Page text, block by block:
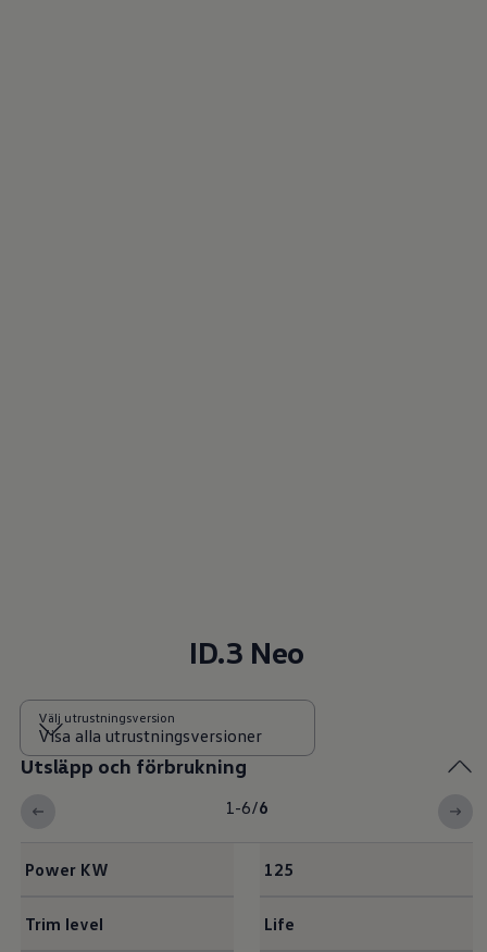
ID.3 Neo
Välj utrustningsversion
Utsläpp och förbrukning
1-6/6
Power KW 125
Trim level Life